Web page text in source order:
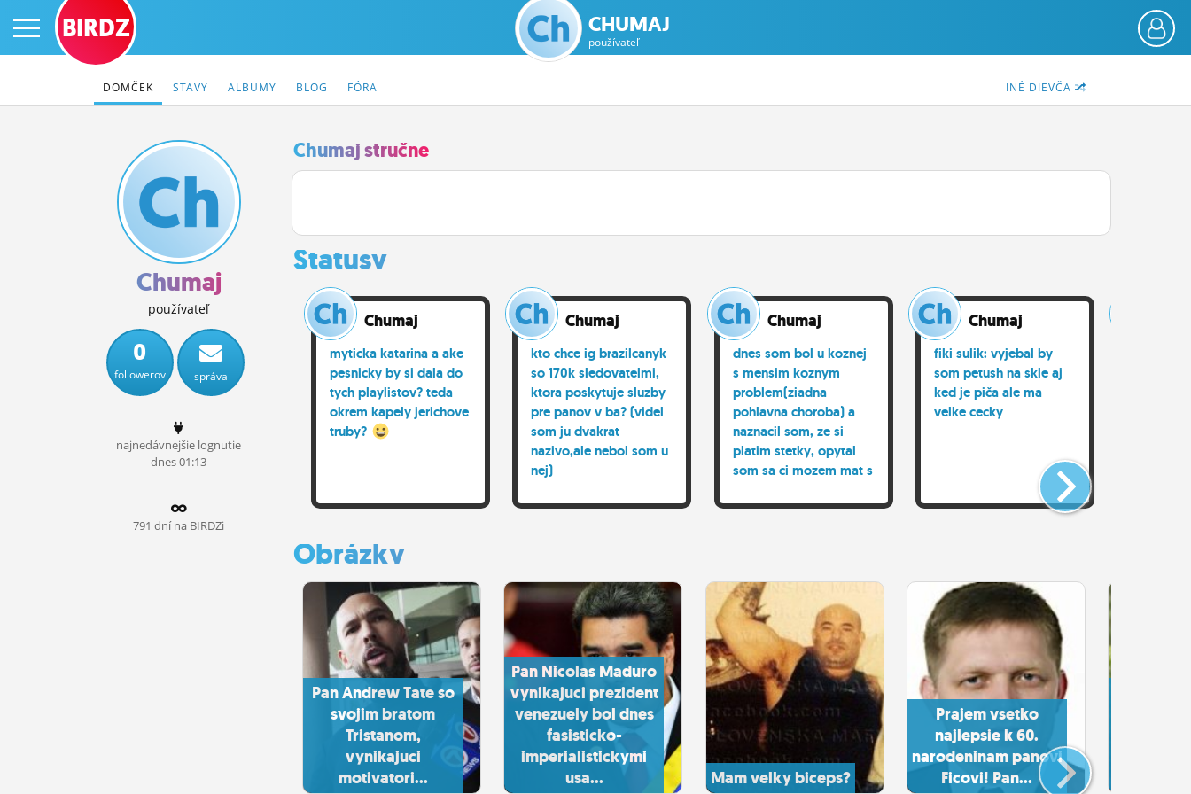
PRIHLÁS SA
ČINŽIAK
FÓRUM
BLOGY
OBRÁZKY
MÔJ PROFIL
ROLETA
BIRDZ CHUMAJ
používateľ
INÉ DIEVČA
DOMČEK STAVY ALBUMY BLOG FÓRA
Chumaj
používateľ
0
followerov správa
najnedávnejšie lognutie
dnes 01:13
791 dní na BIRDZi
Chumaj stručne
Statusy
Chumaj
myticka katarina a ake
pesnicky by si dala do
tych playlistov? teda
okrem kapely jerichove
truby?
Chumaj
kto chce ig brazilcanyk
so 170k sledovatelmi,
ktora poskytuje sluzby
pre panov v ba? (videl
som ju dvakrat
nazivo,ale nebol som u
nej)
Chumaj
dnes som bol u koznej
s mensim koznym
problem(ziadna
pohlavna choroba) a
naznacil som, ze si
platim stetky, opytal
som sa ci mozem mat s
odpoved: ale co by ste
Chumaj
fiki sulik: vyjebal by
som petush na skle aj
ked je piča ale ma
velke cecky
Obrázky
Pan Andrew Tate so
svojim bratom
Tristanom,
vynikajuci
motivatori...
Pan Nicolas Maduro
vynikajuci prezident
venezuely bol dnes
fasisticko-
imperialistickymi
usa...
Mam velky biceps?
Prajem vsetko
najlepsie k 60.
narodeninam panovi
Ficovi! Pan...